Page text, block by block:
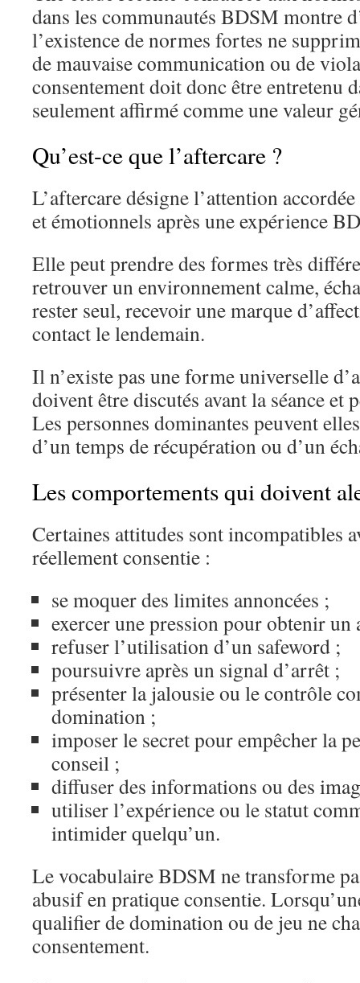
dans les communautés BDSM montre
l’existence de normes fortes ne
de mauvaise communication ou de
consentement doit donc être entretenu
seulement affirmé comme une valeur
Qu’est-ce que l’aftercare ?
L’aftercare désigne l’attention
et émotionnels après une expérience
Elle peut prendre des formes très
retrouver un environnement calme,
rester seul, recevoir une marque
contact le lendemain.
Il n’existe pas une forme universelle
doivent être discutés avant la séance et
Les personnes dominantes peuvent
d’un temps de récupération ou d’un
Les comportements qui doivent
Certaines attitudes sont incompatibles
réellement consentie :
se moquer des limites annoncées ;
exercer une pression pour obtenir un
refuser l’utilisation d’un safeword ;
poursuivre après un signal d’arrêt ;
présenter la jalousie ou le contrôle
domination ;
imposer le secret pour empêcher la
conseil ;
diffuser des informations ou des
utiliser l’expérience ou le statut
intimider quelqu’un.
Le vocabulaire BDSM ne transforme
abusif en pratique consentie.
qualifier de domination ou de jeu ne
consentement.